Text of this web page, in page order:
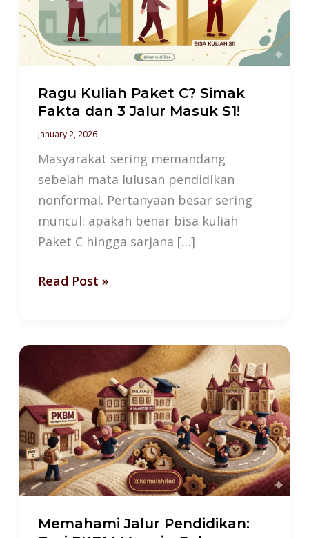
Ragu Kuliah Paket C? Simak
Fakta dan 3 Jalur Masuk S1!
January 2, 2026
Masyarakat sering memandang
sebelah mata lulusan pendidikan
nonformal. Pertanyaan besar sering
muncul: apakah benar bisa kuliah
Paket C hingga sarjana […]
Simak
Fakta
dan
3
Jalur
Masuk
S1!
Read Post »
Memahami Jalur Pendidikan:
Pendidikan:
Dari
PKBM
Menuju
Gelar
Doktor